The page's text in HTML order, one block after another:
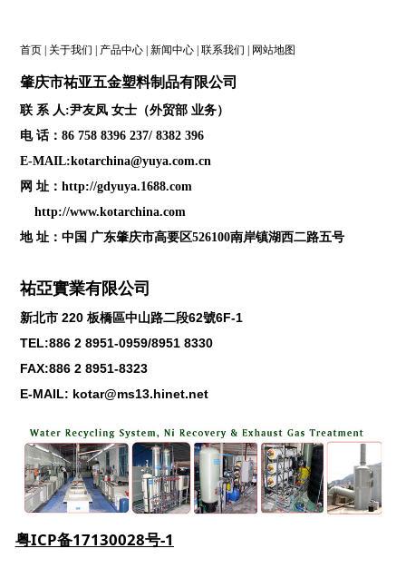
首页| 关于我们 | 产品中心| 新闻中心| 联系我们 | 网站地图
肇庆市祐亚五金塑料制品有限公司
联 系 人:尹友凤 女士（外贸部 业务）
电 话：86 758 8396 237/ 8382 396
E-MAIL:kotarchina@yuya.com.cn
网 址： http://gdyuya.1688.com
http://www.kotarchina.com
地 址：中国 广东肇庆市高要区526100南岸镇湖西二路五号
祐亞實業有限公司
新北市220 板橋區中山路二段62號6F-1
TEL:886 2 8951-0959/8951 8330
FAX:886 2 8951-8323
E-MAIL: kotar@ms13.hinet.net
粤ICP备17130028号-1